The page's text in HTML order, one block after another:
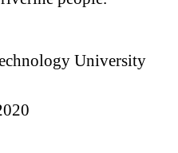
University